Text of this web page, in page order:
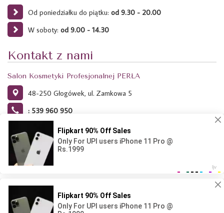
Od poniedziałku do piątku: od 9.30 - 20.00
W soboty: od 9.00 - 14.30
Kontakt z nami
Salon Kosmetyki Profesjonalnej PERŁA
48-250 Głogówek, ul. Zamkowa 5
: 539 960 950
Ta strona używa plików Cookies. Dowiedz się więcej o celu ich
używania i możliwości zmiany ustawień Cookies w przeglądarce.
Projekt i wykonanie: Agencja Reklamowa RAVEN - 2024